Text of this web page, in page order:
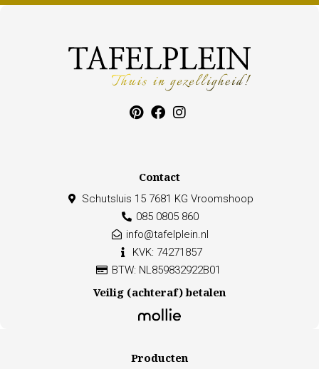
Contact
Schutsluis 15 7681 KG Vroomshoop
085 0805 860
info@tafelplein.nl
KVK: 74271857
BTW: NL859832922B01
Veilig (achteraf) betalen
Producten